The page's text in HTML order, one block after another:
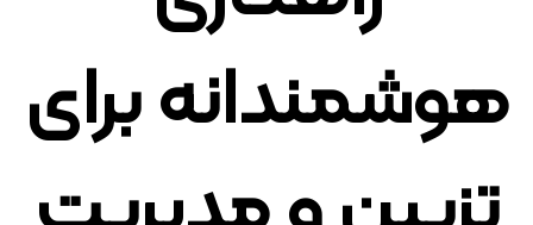
هوشمندانه برای